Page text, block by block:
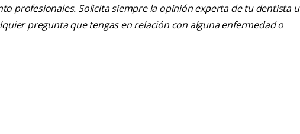
profesionales. Solicita siempre la opinión experta de tu dentista u
pregunta que tengas en relación con alguna enfermedad o